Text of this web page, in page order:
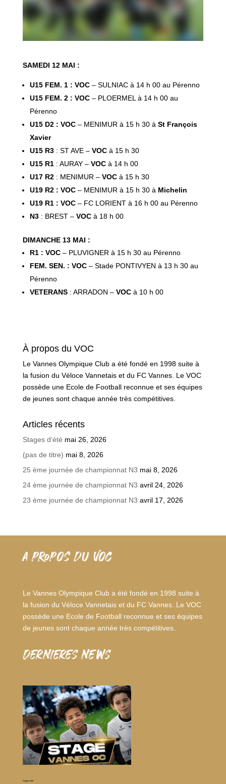
SAMEDI 12 MAI :
U15 FEM. 1 : VOC– SULNIAC à 14 h 00 au Pérenno
U15 FEM. 2 : VOC– PLOERMEL à 14 h 00 au
Pérenno
U15 D2 : VOC– MENIMUR à 15 h 30 à St François
Xavier
U15 R3: ST AVE – VOCà 15 h 30
U15 R1: AURAY – VOCà 14 h 00
U17 R2: MENIMUR –VOCà 15 h 30
U19 R2 : VOC– MENIMUR à 15 h 30 à Michelin
U19 R1 : VOC– FC LORIENT à 16 h 00 au Pérenno
N3: BREST –VOCà 18 h 00
DIMANCHE 13 MAI :
R1 : VOC– PLUVIGNER à 15 h 30 au Pérenno
FEM. SEN. : VOC– Stade PONTIVYEN à 13 h 30 au
Pérenno
VETERANS: ARRADON –VOCà 10 h 00
À propos du VOC
Le Vannes Olympique Club a été fondé en 1998 suite à
la fusion du Véloce Vannetais et du FC Vannes. Le VOC
possède une Ecole de Football reconnue et ses équipes
de jeunes sont chaque année très compétitives.
Articles récents
Stages d’été mai 26, 2026
(pas de titre) mai 8, 2026
25 ème journée de championnat N3 mai 8, 2026
24 ème journée de championnat N3 avril 24, 2026
23 ème journée de championnat N3 avril 17, 2026
A PROPOS DU VOC
Le Vannes Olympique Club a été fondé en 1998 suite à
la fusion du Véloce Vannetais et du FC Vannes. Le VOC
possède une Ecole de Football reconnue et ses équipes
de jeunes sont chaque année très compétitives.
dernieres news
Stages d’été